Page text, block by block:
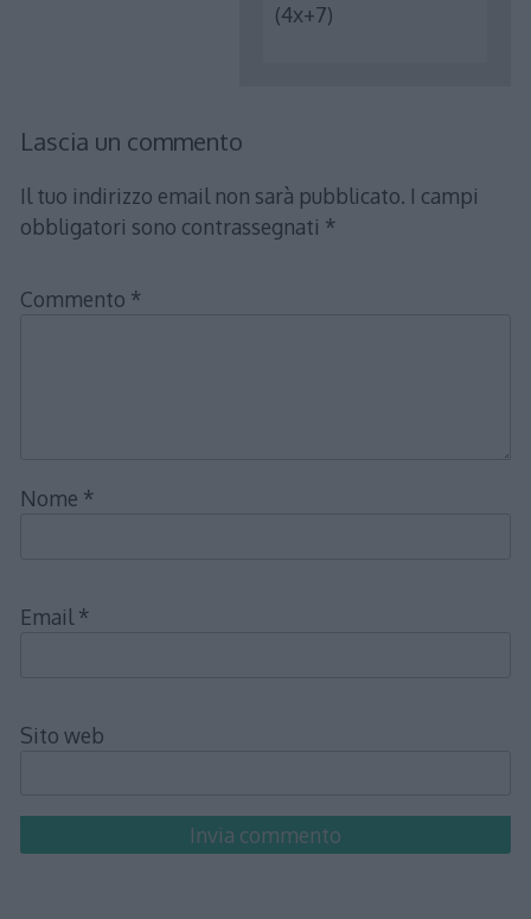
(4x+7)
Lascia un commento
Il tuo indirizzo email non sarà pubblicato. I campi
obbligatori sono contrassegnati *
Commento *
Nome *
Email *
Sito web